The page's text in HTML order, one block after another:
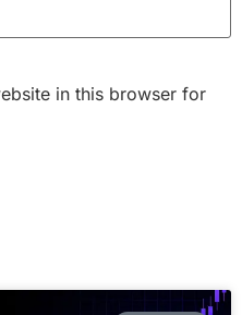
in this browser for